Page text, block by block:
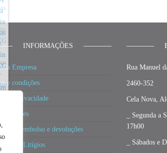
INFORMAÇÕES
da Empresa
e condições
de privacidade
cookies
de reembolso e devoluções
de Litígios
Rua Manuel
2460-352
Cela Nova,
_ Segunda a
17h00
_ Sábados e